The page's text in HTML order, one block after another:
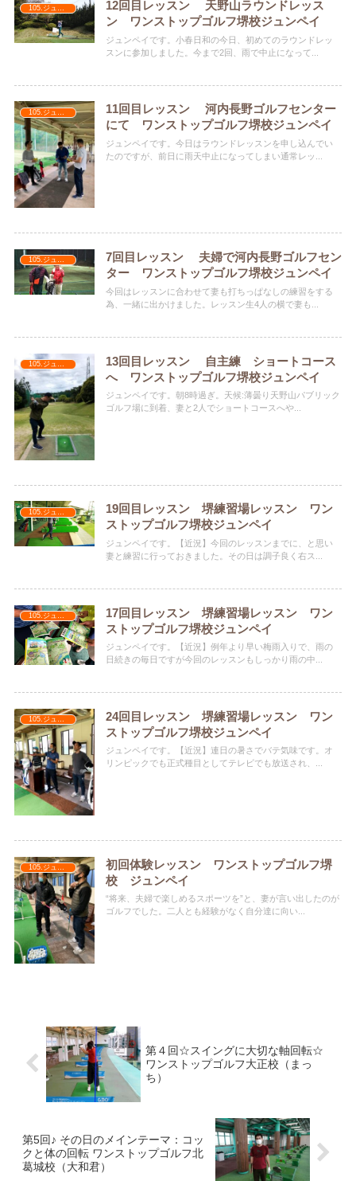
105.ジュンペイ
12回目レッスン 天野山ラウンドレッス
ン ワンストップゴルフ堺校ジュンペイ
ジュンペイです。小春日和の今日、初めてのラウンドレッ
スンに参加しました。今まで2回、雨で中止になって...
11回目レッスン 河内長野ゴルフセンター
にて ワンストップゴルフ堺校ジュンペイ
ジュンペイです。今日はラウンドレッスンを申し込んでい
たのですが、前日に雨天中止になってしまい通常レッ...
105.ジュンペイ
7回目レッスン 夫婦で河内長野ゴルフセン
ター ワンストップゴルフ堺校ジュンペイ
今回はレッスンに合わせて妻も打ちっぱなしの練習をする
為、一緒に出かけました。レッスン生4人の横で妻も...
13回目レッスン 自主練 ショートコース
へ ワンストップゴルフ堺校ジュンペイ
ジュンペイです。朝8時過ぎ。天候:薄曇り天野山パブリック
ゴルフ場に到着、妻と2人でショートコースへや...
19回目レッスン 堺練習場レッスン ワン
ストップゴルフ堺校ジュンペイ
ジュンペイです。【近況】今回のレッスンまでに、と思い
妻と練習に行っておきました。その日は調子良く右ス...
17回目レッスン 堺練習場レッスン ワン
ストップゴルフ堺校ジュンペイ
ジュンペイです。【近況】例年より早い梅雨入りで、雨の
日続きの毎日ですが今回のレッスンもしっかり雨の中...
105.ジュンペイ
24回目レッスン 堺練習場レッスン ワン
ストップゴルフ堺校ジュンペイ
ジュンペイです。【近況】連日の暑さでバテ気味です。オ
リンピックでも正式種目としてテレビでも放送され、...
初回体験レッスン ワンストップゴルフ堺
校 ジュンペイ
“将来、夫婦で楽しめるスポーツを”と、妻が言い出したのが
ゴルフでした。二人とも経験がなく自分達に向い...
第４回☆スイングに大切な軸回転☆
ワンストップゴルフ大正校（まっ
ち）
第5回♪ その日のメインテーマ：コッ
クと体の回転 ワンストップゴルフ北
葛城校（大和君）